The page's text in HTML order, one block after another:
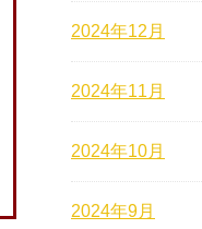
2024年12月
2024年11月
2024年10月
2024年9月